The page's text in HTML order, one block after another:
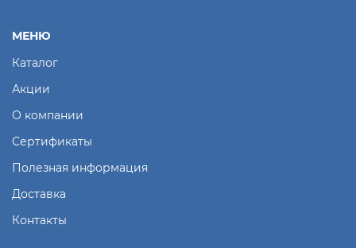
МЕНЮ
Каталог
Акции
О компании
Сертификаты
Полезная информация
Доставка
Контакты